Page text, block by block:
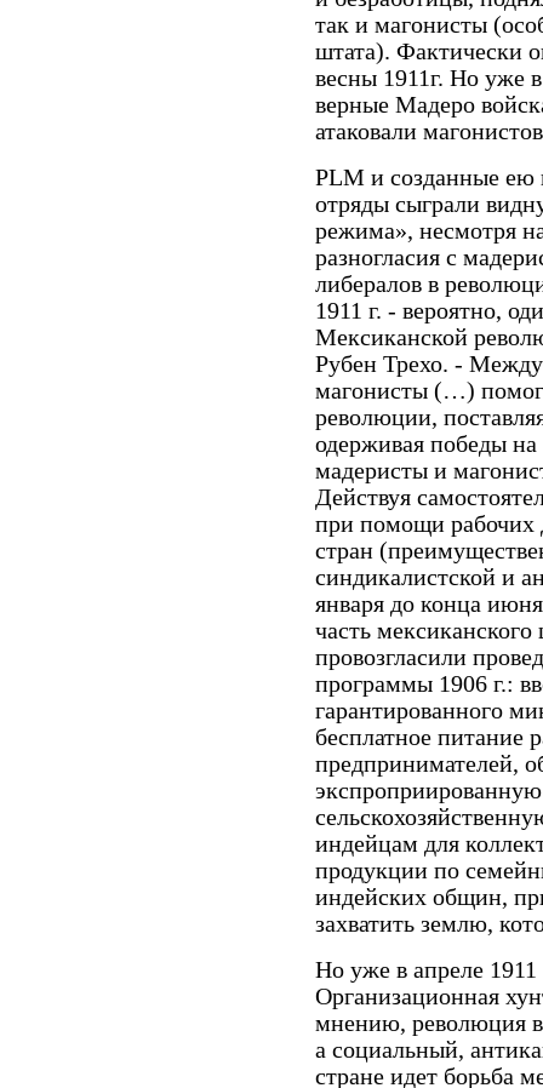
так и магонисты
штата). Фактически
весны 1911г. Но уже
верные Мадеро
атаковали
PLM и созданные ею
отряды сыграли
режима», несмотря
разногласия с
либералов в
1911 г. ­- вероятно,
Мексиканской
Рубен Трехо. ­- Между
магонисты (…)
революции,
одерживая победы
мадеристы и
Действуя
при помощи рабочих
стран
синдикалистской и
января до конца
часть
провозгласили
программы 1906 г.:
гарантированного
бесплатное питание
предпринимателей,
индейцам для
продукции по
индейских общин,
захватить землю,
Но уже в апреле 1911
Организационная
мнению, революция
а социальный,
стране идет борьба